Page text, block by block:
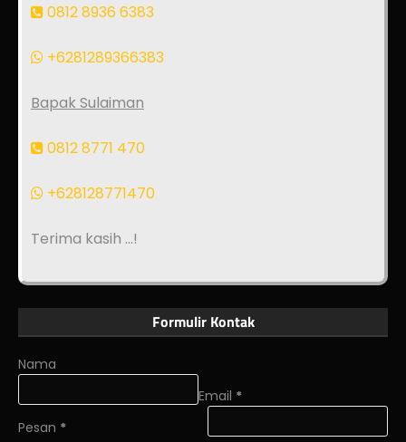
0812 8936 6383
+6281289366383
Bapak Sulaiman
0812 8771 470
+628128771470
Terima kasih ...!
Formulir Kontak
Nama
Email *
Pesan *